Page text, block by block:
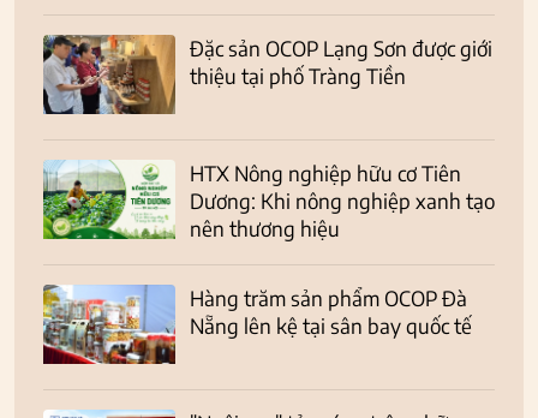
Đặc sản OCOP Lạng Sơn được giới
thiệu tại phố Tràng Tiền
HTX Nông nghiệp hữu cơ Tiên
Dương: Khi nông nghiệp xanh tạo
nên thương hiệu
Hàng trăm sản phẩm OCOP Đà
Nẵng lên kệ tại sân bay quốc tế